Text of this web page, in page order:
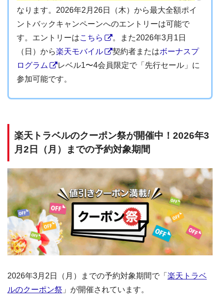
なります。2026年2月26日（木）から最大全額ポイ
ントバックキャンペーンへのエントリーは可能で
す。エントリーはこちら
。また2026年3月1日
（日）から楽天モバイル 契約者またはボーナスプ
ログラム
レベル1〜4会員限定で「先行セール」に
参加可能です。
楽天トラベルのクーポン祭が開催中！2026年3
月2日（月）までの予約対象期間
2026年3月2日（月）までの予約対象期間で「 楽天トラベ
ルのクーポン祭 」が開催されています。